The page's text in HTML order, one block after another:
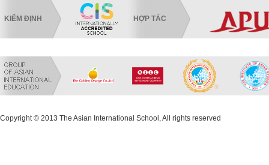
KIỂM ĐỊNH HỢP TÁC
Copyright © 2013 The Asian International School, All rights reserved